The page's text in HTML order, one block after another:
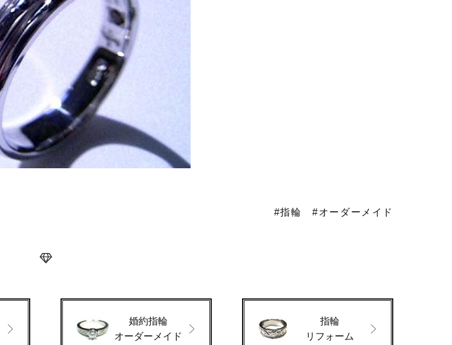
#指輪 #オーダーメイド
婚約指輪
オーダーメイド
指輪
リフォーム